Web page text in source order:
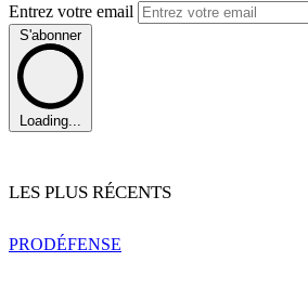
Entrez votre email
S'abonner
Loading...
LES PLUS RÉCENTS
PRODÉFENSE